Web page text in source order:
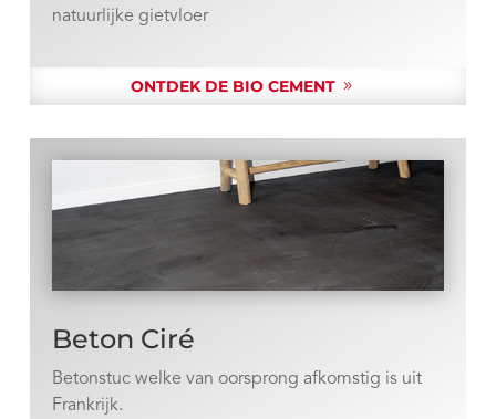
natuurlijke gietvloer
ONTDEK DE BIO CEMENT
Beton Ciré
Betonstuc welke van oorsprong afkomstig is uit
Frankrijk.